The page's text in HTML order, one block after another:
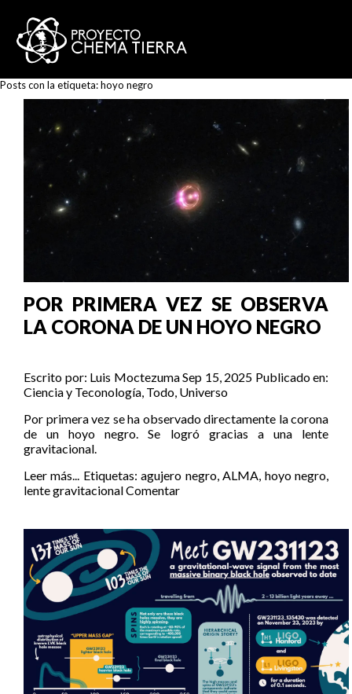
Posts con la etiqueta:hoyo negro
POR PRIMERA VEZ SE OBSERVA
LA CORONA DE UN HOYO NEGRO
Escrito por: Luis MoctezumaSep 15, 2025 Publicado en:
Ciencia y Teconología, Todo, Universo
Por primera vez se ha observado directamente la corona
de un hoyo negro. Se logró gracias a una lente
gravitacional.
Leer más... Etiquetas:agujero negro,ALMA, hoyo negro,
lente gravitacionalComentar